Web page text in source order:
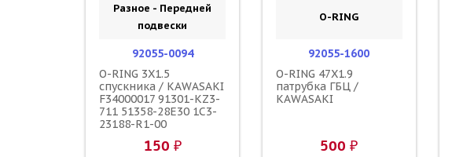
Разное - Передней
подвески
92055-0094
O-RING 3X1.5
спускника / KAWASAKI
F34000017 91301-KZ3-
711 51358-28E30 1C3-
23188-R1-00
150 ₽
O-RING
92055-1600
O-RING 47X1.9
патрубка ГБЦ /
KAWASAKI
500 ₽